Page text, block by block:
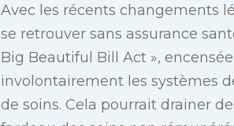
Avec les récents changements
se retrouver sans assurance
Big Beautiful Bill Act »,
involontairement les systèmes
de soins. Cela pourrait drainer